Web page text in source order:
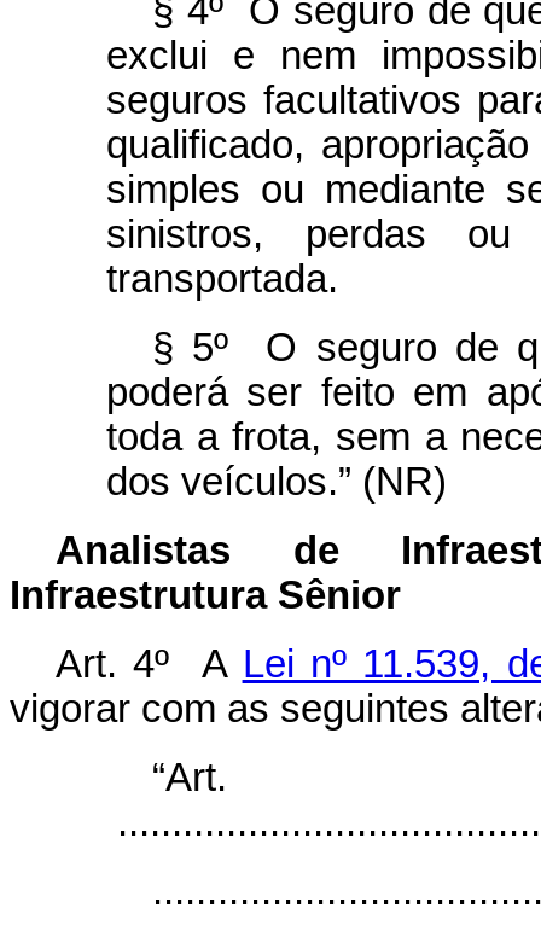
§ 4º O seguro de
exclui e nem
seguros facultativos
qualificado,
simples ou mediante
sinistros, perdas
transportada.
§ 5º O seguro de
poderá ser feito em
toda a frota, sem a
dos veículos.” (NR)
Analistas de
Infraestrutura Sênior
Art. 4º A Lei nº 11.539,
vigorar com as seguintes